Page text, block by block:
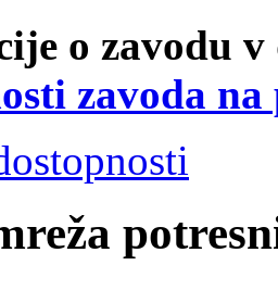
o zavodu
zavoda